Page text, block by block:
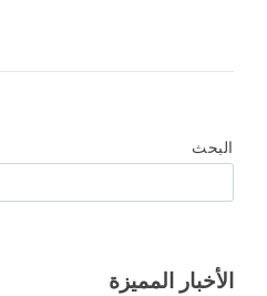
البحث
الأخبار المميزة